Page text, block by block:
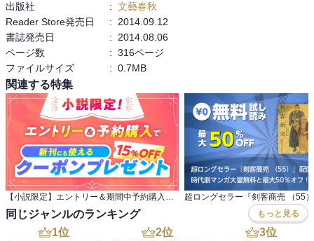
出版社
: 文藝春秋
Reader Store発売日
:
2014.09.12
書誌発売日
:
2014.08.06
ページ数
: 316ページ
ファイルサイズ
: 0.7MB
関連する特集
【小説限定】エントリー＆期間中予約購入でクーポンプレゼント
同じジャンルのランキング もっと見る
1位 2位 3位